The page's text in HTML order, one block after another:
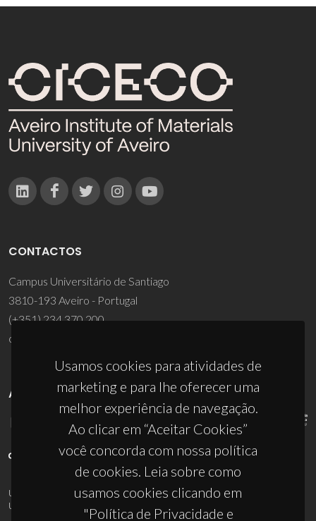
Usamos cookies para atividades de
marketing e para lhe oferecer uma
melhor experiência de navegação.
Ao clicar em “Aceitar Cookies”
você concorda com nossa política
de cookies. Leia sobre como
usamos cookies clicando em
"Política de Privacidade e
CONTACTOS
Campus Universitário de Santiago
3810-193 Aveiro - Portugal
(+351) 234 370 200
ciceco@ua.pt
APOIOS
UID/PRR/50011/2025(DOI:10.54499/UID/PRR/50011/2025) &
UID/PRR2/50011/2025